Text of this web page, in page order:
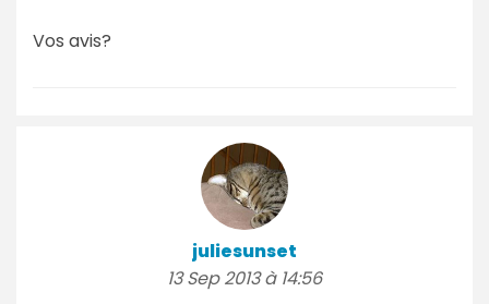
Vos avis?
juliesunset
13 Sep 2013 à 14:56